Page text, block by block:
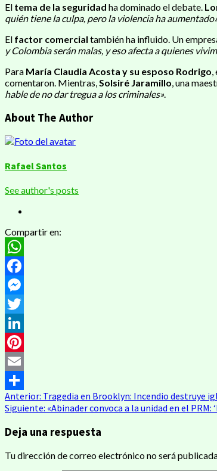
El tema de la seguridad ha dominado el debate.
quién tiene la culpa, pero la violencia ha
El factor comercial también ha influido. Un
y Colombia serán malas, y eso afecta a quienes
Para María Claudia Acosta y su esposo Rodrigo,
comentaron. Mientras,Solsiré Jaramillo, una
hable de no dar tregua a los criminales».
About The Author
Rafael Santos
See author's posts
Compartir en:
WhatsApp
Facebook
Messenger
Twitter
LinkedIn
Pinterest
Email
Compartir
Navegación
de
entradas
Anterior: Tragedia en Brooklyn: Incendio destruye
Siguiente: «Abinader convoca a la unidad en el
Deja una respuesta
Tu dirección de correo electrónico no será